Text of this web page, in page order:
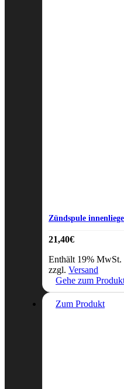
Zündspule
21,40€
Enthält 19% MwSt.
zzgl. Versand
Gehe zum
Zum Produkt